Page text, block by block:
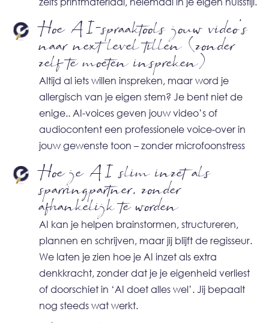
Hoe AI-spraaktools jouw video’s
naar next level tillen (zonder
zelf te moeten inspreken)
Altijd al iets willen inspreken, maar word je
allergisch van je eigen stem? Je bent niet de
enige.. AI-voices geven jouw video’s of
audiocontent een professionele voice-over in
jouw gewenste toon – zonder microfoonstress
Hoe je AI slim inzet als
sparringpartner, zonder
afhankelijk te worden
AI kan je helpen brainstormen, structureren,
plannen en schrijven, maar jij blijft de regisseur.
We laten je zien hoe je AI inzet als extra
denkkracht, zonder dat je je eigenheid verliest
of doorschiet in ‘AI doet alles wel’. Jij bepaalt
nog steeds wat werkt.